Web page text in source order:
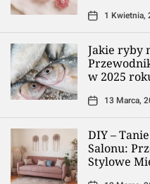
1 Kwietnia,
Jakie ryby
w 2025
13 Marca,
DIY –
Salonu:
Stylowe